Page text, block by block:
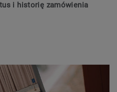
i historię zamówienia